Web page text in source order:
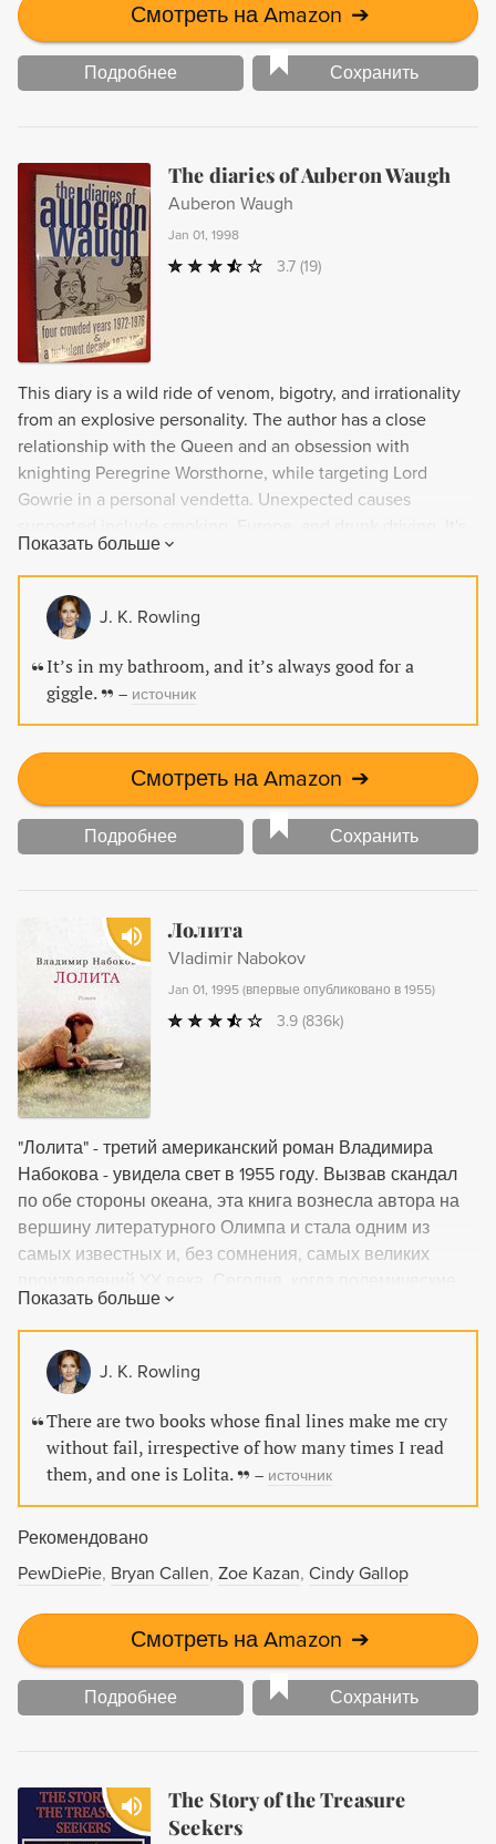
Смотреть на Amazon ➔
Подробнее Сохранить
The diaries of Auberon Waugh
Auberon Waugh
Jan 01, 1998
3.7 (19)
This diary is a wild ride of venom, bigotry, and irrationality
from an explosive personality. The author has a close
relationship with the Queen and an obsession with
knighting Peregrine Worsthorne, while targeting Lord
Gowrie in a personal vendetta. Unexpected causes
a work of pure genius.
Показать больше
J. K. Rowling
It’s in my bathroom, and it’s always good for a
giggle.
– источник
Смотреть на Amazon ➔
Подробнее Сохранить
Лолита
Vladimir Nabokov
Jan 01, 1995 (впервые опубликовано в 1955)
3.9 (836k)
"Лолита" - третий американский роман Владимира
Набокова - увидела свет в 1955 году. Вызвав скандал
по обе стороны океана, эта книга вознесла автора на
вершину литературного Олимпа и стала одним из
самых известных и, без сомнения, самых великих
страсти вокруг "Лолиты" уже давно улеглись, можно
уверенно сказать, что это книга о великой любви,
преодолевшей болезнь, смерть и время, любви,
разомкнутой в бесконечность, "любви с первого
взгляда, с последнего взгляда, с извечного взгляда".
Показать больше
J. K. Rowling
There are two books whose final lines make me cry
without fail, irrespective of how many times I read
them, and one is Lolita.
– источник
Рекомендовано
PewDiePie Bryan Callen Zoe Kazan Cindy Gallop
Смотреть на Amazon ➔
Подробнее Сохранить
The Story of the Treasure
Seekers